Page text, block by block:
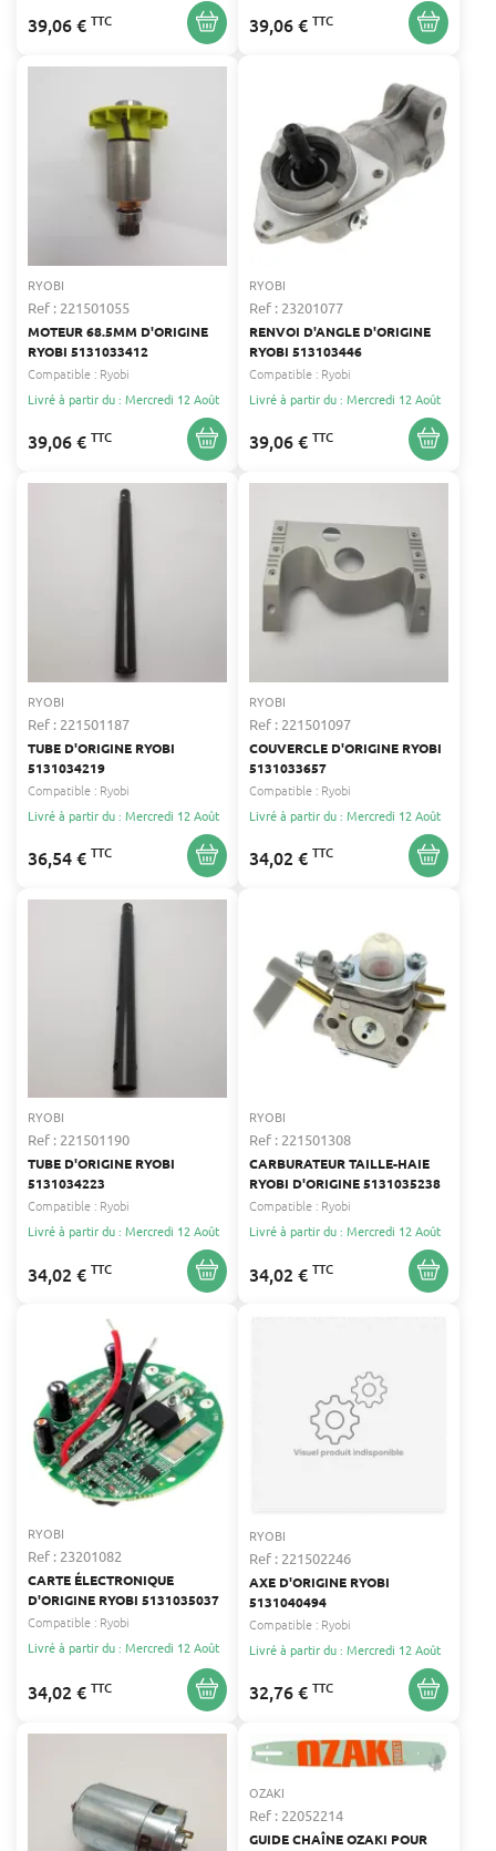
39,06 € TTC 39,06 € TTC
RYOBI
Ref : 221501055
MOTEUR 68.5MM D'ORIGINE
RYOBI 5131033412
Compatible : Ryobi
Livré à partir du : Mercredi 12 Août
39,06 € TTC
RYOBI
Ref : 23201077
RENVOI D'ANGLE D'ORIGINE
RYOBI 513103446
Compatible : Ryobi
Livré à partir du : Mercredi 12 Août
39,06 € TTC
RYOBI
Ref : 221501187
TUBE D'ORIGINE RYOBI
5131034219
Compatible : Ryobi
Livré à partir du : Mercredi 12 Août
36,54 € TTC
RYOBI
Ref : 221501097
COUVERCLE D'ORIGINE RYOBI
5131033657
Compatible : Ryobi
Livré à partir du : Mercredi 12 Août
34,02 € TTC
RYOBI
Ref : 221501190
TUBE D'ORIGINE RYOBI
5131034223
Compatible : Ryobi
Livré à partir du : Mercredi 12 Août
34,02 € TTC
RYOBI
Ref : 221501308
CARBURATEUR TAILLE-HAIE
RYOBI D'ORIGINE 5131035238
Compatible : Ryobi
Livré à partir du : Mercredi 12 Août
34,02 € TTC
RYOBI
Ref : 23201082
CARTE ÉLECTRONIQUE
D'ORIGINE RYOBI 5131035037
Compatible : Ryobi
Livré à partir du : Mercredi 12 Août
34,02 € TTC
RYOBI
Ref : 221502246
AXE D'ORIGINE RYOBI
5131040494
Compatible : Ryobi
Livré à partir du : Mercredi 12 Août
32,76 € TTC
OZAKI
Ref : 22052214
GUIDE CHAÎNE OZAKI POUR